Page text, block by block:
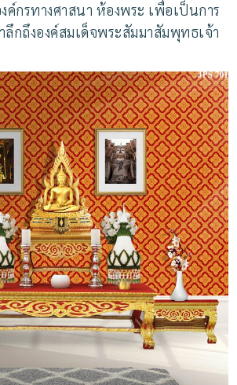
ค์กรทางศาสนา ห้องพระ เพื่อเป็นการ
ลึกถึงองค์สมเด็จพระสัมมาสัมพุทธเจ้า